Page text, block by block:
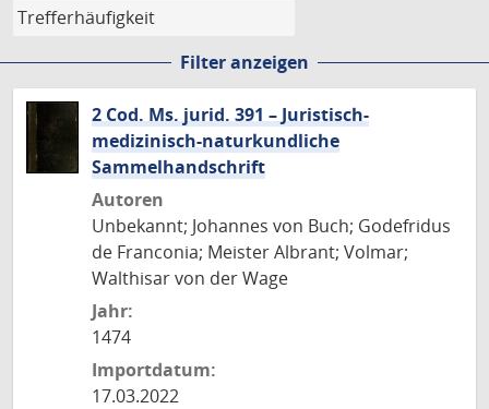
Filter anzeigen
2 Cod. Ms. jurid. 391 – Juristisch-
medizinisch-naturkundliche
Sammelhandschrift
Autoren
Unbekannt; Johannes von Buch; Godefridus
de Franconia; Meister Albrant; Volmar;
Walthisar von der Wage
Jahr:
1474
Importdatum:
17.03.2022